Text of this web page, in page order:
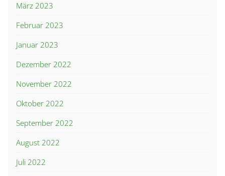
März 2023
Februar 2023
Januar 2023
Dezember 2022
November 2022
Oktober 2022
September 2022
August 2022
Juli 2022